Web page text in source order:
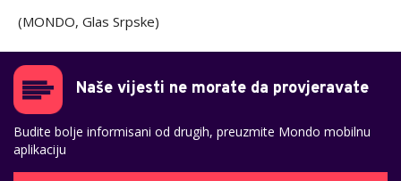
(MONDO, Glas Srpske)
Naše vijesti ne morate da provjeravate
Budite bolje informisani od drugih, preuzmite Mondo mobilnu
aplikaciju